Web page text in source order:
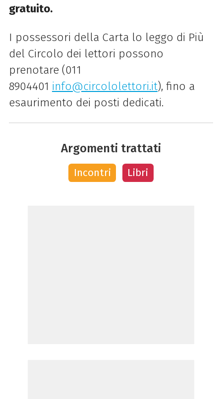
gratuito.
I possessori della Carta lo leggo di Più
del Circolo dei lettori possono
prenotare (011
8904401 info@circololettori.it), fino a
esaurimento dei posti dedicati.
Argomenti trattati
Incontri Libri